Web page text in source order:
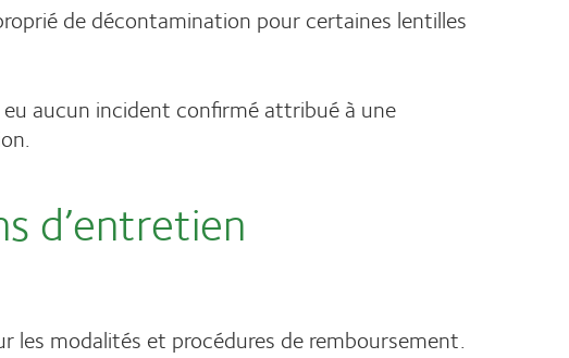
de décontamination pour certaines lentilles
eu aucun incident confirmé attribué à une
d’entretien
les modalités et procédures de remboursement.